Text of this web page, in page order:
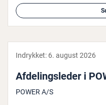
Indrykket: 6. august 2026
Af­de­lings­le­der i
POWER A/S